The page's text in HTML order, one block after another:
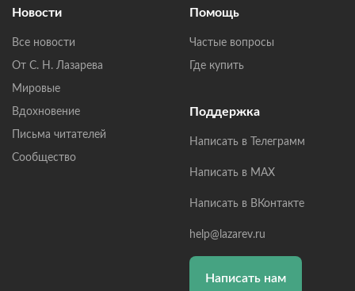
Новости
Все новости
От С. Н. Лазарева
Мировые
Вдохновение
Письма читателей
Сообщество
Помощь
Частые вопросы
Где купить
Поддержка
Написать в Телеграмм
Написать в MAX
Написать в ВКонтакте
help@lazarev.ru
Написать нам